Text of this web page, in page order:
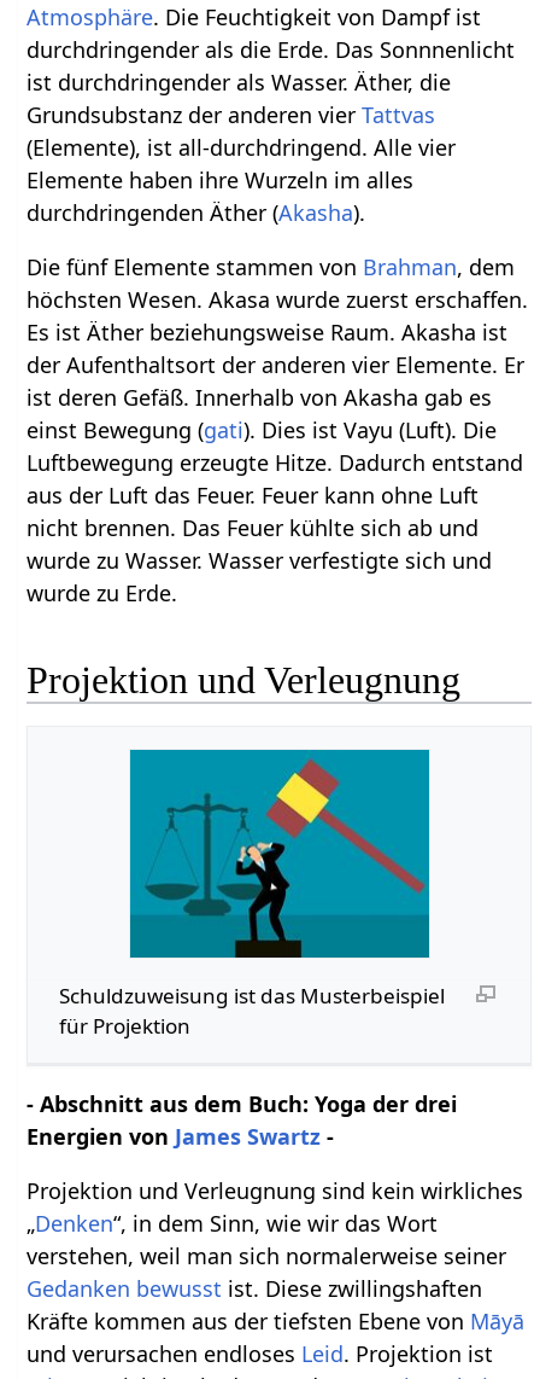
Atmosphäre. Die Feuchtigkeit von Dampf ist
durchdringender als die Erde. Das Sonnnenlicht
ist durchdringender als Wasser. Äther, die
Grundsubstanz der anderen vierTattvas
(Elemente), ist all-durchdringend. Alle vier
Elemente haben ihre Wurzeln im alles
durchdringenden Äther (Akasha).
Die fünf Elemente stammen von Brahman, dem
höchsten Wesen. Akasa wurde zuerst erschaffen.
Es ist Äther beziehungsweise Raum. Akasha ist
der Aufenthaltsort der anderen vier Elemente. Er
ist deren Gefäß. Innerhalb von Akasha gab es
einst Bewegung (gati). Dies ist Vayu (Luft). Die
Luftbewegung erzeugte Hitze. Dadurch entstand
aus der Luft das Feuer. Feuer kann ohne Luft
nicht brennen. Das Feuer kühlte sich ab und
wurde zu Wasser. Wasser verfestigte sich und
wurde zu Erde.
Projektion und Verleugnung
Schuldzuweisung ist das Musterbeispiel
für Projektion
- Abschnitt aus dem Buch: Yoga der drei
Energien von James Swartz -
Projektion und Verleugnung sind kein wirkliches
„Denken“, in dem Sinn, wie wir das Wort
verstehen, weil man sich normalerweise seiner
Gedanken bewusst ist. Diese zwillingshaften
Kräfte kommen aus der tiefsten Ebene von Māyā
und verursachen endloses Leid. Projektion ist